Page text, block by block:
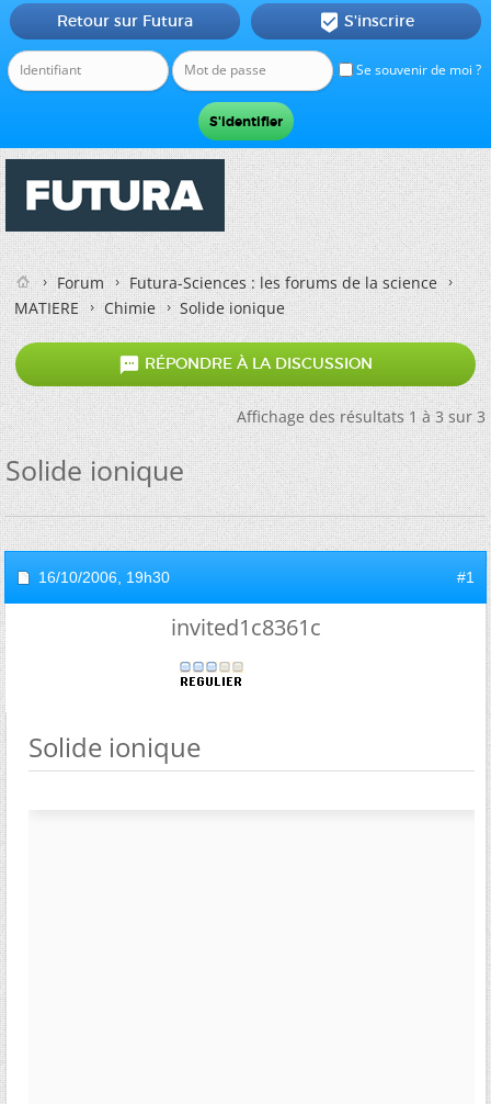
Se souvenir de moi ?
Retour sur Futura  S'inscrire
Forum
Futura-Sciences : les forums de la science
MATIERE
Chimie Solide ionique
 RÉPONDRE À LA DISCUSSION
Affichage des résultats 1 à 3 sur 3
Solide ionique
16/10/2006, 19h30 #1
invited1c8361c
Solide ionique